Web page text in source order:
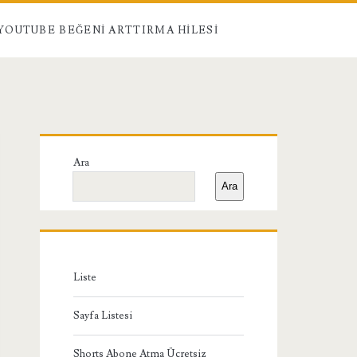
BEĞENI ARTTIRMA HILESI
Birincil
Yan
Menü
Ara
Ara
Liste
Sayfa Listesi
Shorts Abone Atma Ücretsiz